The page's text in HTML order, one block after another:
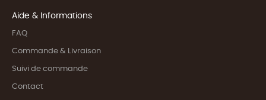
Aide & Informations
FAQ
Commande & Livraison
Suivi de commande
Contact